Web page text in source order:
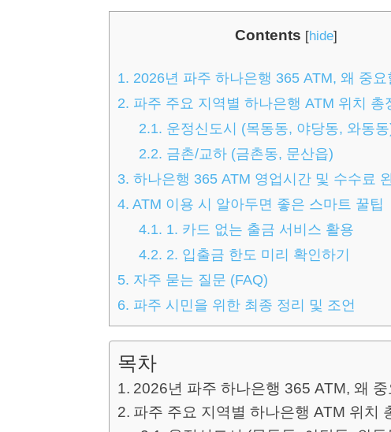
Contents [hide]
1. 2026년 파주 하나은행 365 ATM, 왜 중요
2. 파주 주요 지역별 하나은행 ATM 위치 총
2.1. 운정신도시 (목동동, 야당동, 와동
2.2. 금촌/교하 (금촌동, 문산읍)
3. 하나은행 365 ATM 영업시간 및 수수료
4. ATM 이용 시 알아두면 좋은 스마트 꿀팁
4.1. 1. 카드 없는 출금 서비스 활용
4.2. 2. 입출금 한도 미리 확인하기
5. 자주 묻는 질문 (FAQ)
6. 파주 시민을 위한 최종 정리 및 조언
목차
2026년 파주 하나은행 365 ATM, 왜
파주 주요 지역별 하나은행 ATM 위치